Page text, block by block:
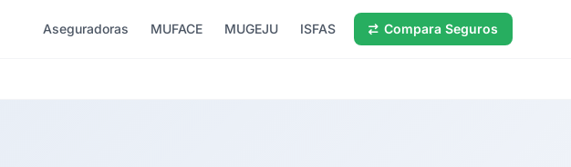
Aseguradoras MUFACE MUGEJU ISFAS Compara Seguros